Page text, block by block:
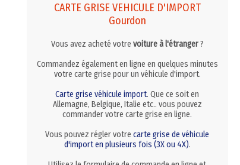
CARTE GRISE VEHICULE D'IMPORT
Gourdon
Vous avez acheté votre voiture à l'étranger?
Commandez également en ligne en quelques minutes
votre carte grise pour un véhicule d'import.
Carte grise véhicule import. Que ce soit en
Allemagne, Belgique, Italie etc.. vous pouvez
commander votre carte grise en ligne.
Vous pouvez régler votrecarte grise de véhicule
d'import en plusieurs fois (3X ou 4X).